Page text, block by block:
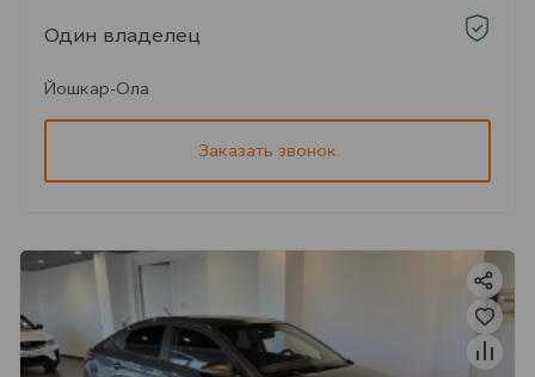
Один владелец
Йошкар-Ола
Заказать звонок